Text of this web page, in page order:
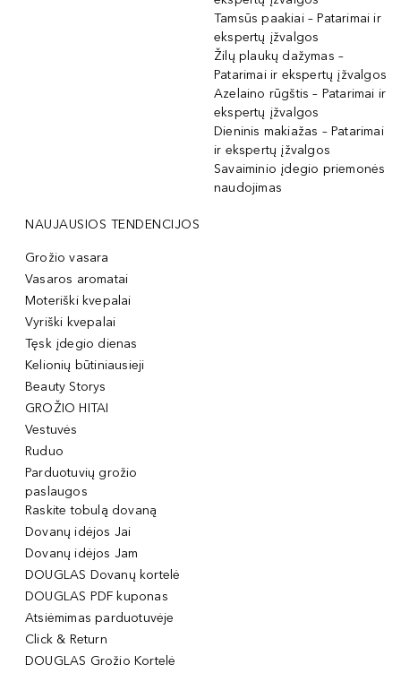
Tamsūs paakiai – Patarimai ir
ekspertų įžvalgos
Žilų plaukų dažymas –
Patarimai ir ekspertų įžvalgos
Azelaino rūgštis – Patarimai ir
ekspertų įžvalgos
Dieninis makiažas – Patarimai
ir ekspertų įžvalgos
Savaiminio įdegio priemonės
naudojimas
NAUJAUSIOS TENDENCIJOS
Grožio vasara
Vasaros aromatai
Moteriški kvepalai
Vyriški kvepalai
Tęsk įdegio dienas
Kelionių būtiniausieji
Beauty Storys
GROŽIO HITAI
Vestuvės
Ruduo
Parduotuvių grožio
paslaugos
Raskite tobulą dovaną
Dovanų idėjos Jai
Dovanų idėjos Jam
DOUGLAS Dovanų kortelė
DOUGLAS PDF kuponas
Atsiėmimas parduotuvėje
Click & Return
DOUGLAS Grožio Kortelė